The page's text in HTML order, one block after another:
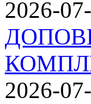
2026-
2026-